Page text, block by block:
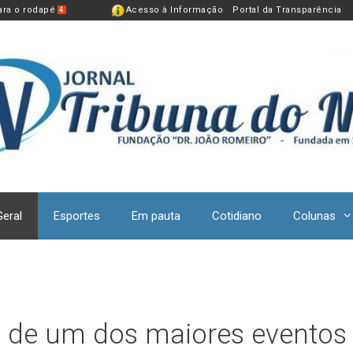
o rodapé 4 Acesso à Informação Portal da Transparência
Esportes Em pauta Cotidiano Colunas
um dos maiores eventos